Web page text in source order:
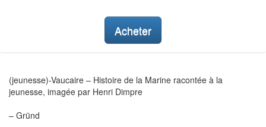
Acheter
(jeunesse)-Vaucaire – Histoire de la Marine racontée à la
jeunesse, imagée par Henri Dimpre
– Gründ